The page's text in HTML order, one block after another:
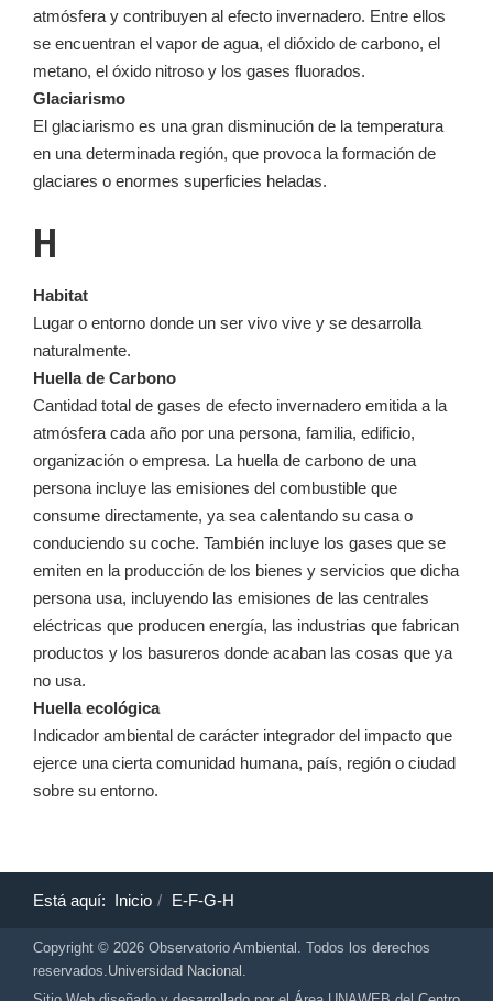
atmósfera y contribuyen al efecto invernadero. Entre ellos
se encuentran el vapor de agua, el dióxido de carbono, el
metano, el óxido nitroso y los gases fluorados.
Glaciarismo
El glaciarismo es una gran disminución de la temperatura
en una determinada región, que provoca la formación de
glaciares o enormes superficies heladas.
H
Habitat
Lugar o entorno donde un ser vivo vive y se desarrolla
naturalmente.
Huella de Carbono
Cantidad total de gases de efecto invernadero emitida a la
atmósfera cada año por una persona, familia, edificio,
organización o empresa. La huella de carbono de una
persona incluye las emisiones del combustible que
consume directamente, ya sea calentando su casa o
conduciendo su coche. También incluye los gases que se
emiten en la producción de los bienes y servicios que dicha
persona usa, incluyendo las emisiones de las centrales
eléctricas que producen energía, las industrias que fabrican
productos y los basureros donde acaban las cosas que ya
no usa.
Huella ecológica
Indicador ambiental de carácter integrador del impacto que
ejerce una cierta comunidad humana, país, región o ciudad
sobre su entorno.
Está aquí: Inicio E-F-G-H
Copyright © 2026 Observatorio Ambiental. Todos los derechos
reservados. Universidad Nacional